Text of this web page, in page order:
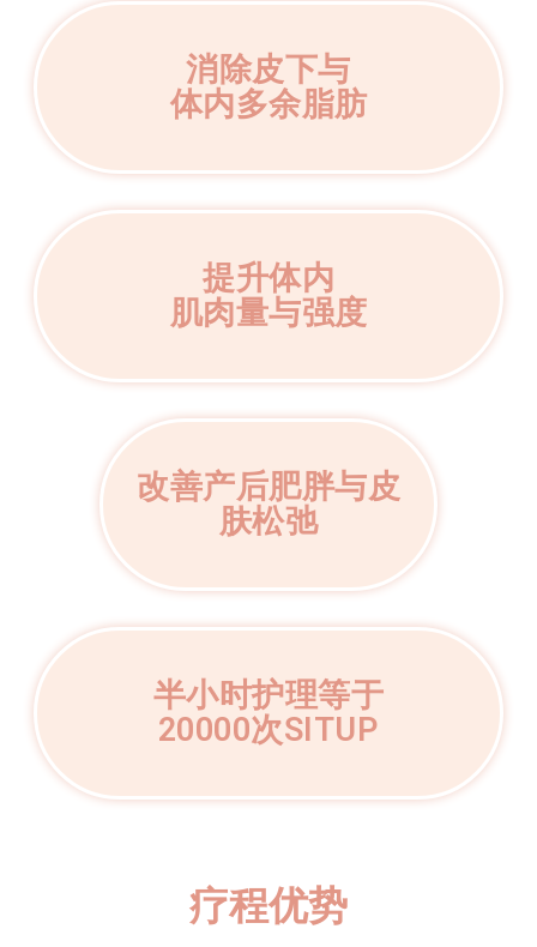
消除皮下与
体内多余脂肪
提升体内
肌肉量与强度
改善产后肥胖与皮
肤松弛
半小时护理等于
20000次SITUP
疗程优势